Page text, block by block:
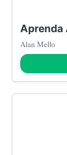
Aprenda
Alan Mello